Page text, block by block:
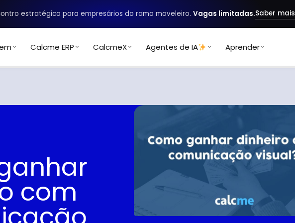
estratégico para empresários do ramo moveleiro. Vagas limitadas.Saber mais
Calcme ERP CalcmeX Agentes de IA Aprender
com